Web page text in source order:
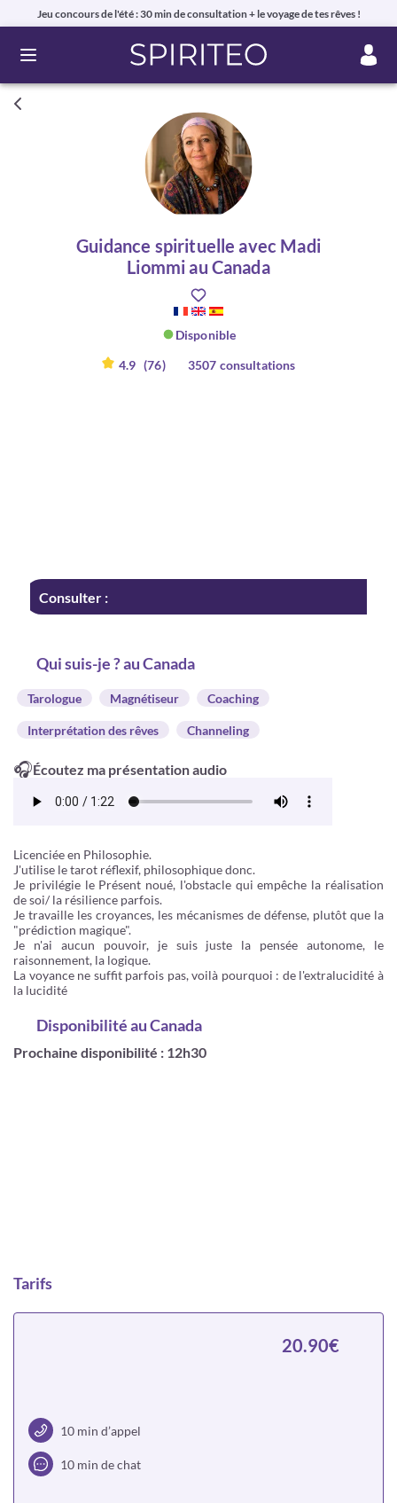
Jeu concours de l'été : 30 min de consultation + le voyage de tes rêves !
Ouvrir le menu
Guidance spirituelle avec Madi
Liommi au Canada
Disponible
4.9 (76) 3507 consultations
Consulter :
Qui suis-je ? au Canada
Tarologue Magnétiseur Coaching
Interprétation des rêves Channeling
🎧Écoutez ma présentation audio
Licenciée en Philosophie.
J'utilise le tarot réflexif, philosophique donc.
Je privilégie le Présent noué, l'obstacle qui empêche la réalisation
de soi/ la résilience parfois.
Je travaille les croyances, les mécanismes de défense, plutôt que la
"prédiction magique".
Je n'ai aucun pouvoir, je suis juste la pensée autonome, le
raisonnement, la logique.
La voyance ne suffit parfois pas, voilà pourquoi : de l'extralucidité à
la lucidité
Disponibilitéau Canada
Prochaine disponibilité : 12h30
Tarifs
10 min d’appel
10 min de chat
20.90€